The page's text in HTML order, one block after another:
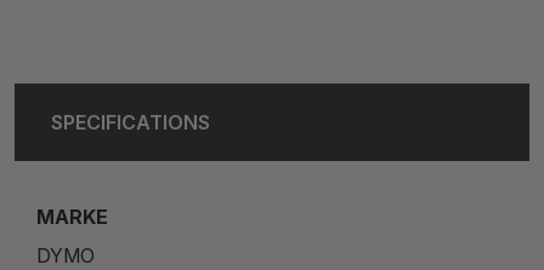
SPECIFICATIONS
MARKE
DYMO